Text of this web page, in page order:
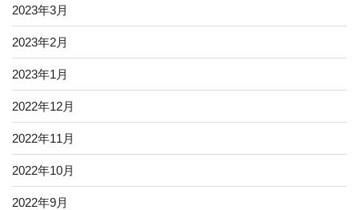
2023年3月
2023年2月
2023年1月
2022年12月
2022年11月
2022年10月
2022年9月